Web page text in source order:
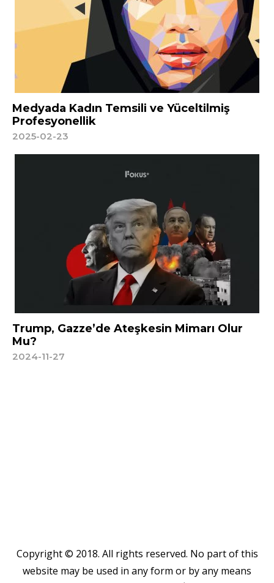
Medyada Kadın Temsili ve Yüceltilmiş
Profesyonellik
2025-02-23
Trump, Gazze’de Ateşkesin Mimarı Olur
Mu?
2024-11-27
Copyright © 2018. All rights reserved. No part of this
website may be used in any form or by any means